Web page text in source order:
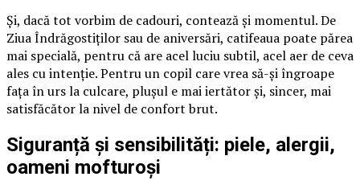
Și, dacă tot vorbim de cadouri, contează și momentul. De
Ziua Îndrăgostiților sau de aniversări, catifeaua poate părea
mai specială, pentru că are acel luciu subtil, acel aer de ceva
ales cu intenție. Pentru un copil care vrea să-și îngroape
fața în urs la culcare, plușul e mai iertător și, sincer, mai
satisfăcător la nivel de confort brut.
Siguranță și sensibilități: piele, alergii,
oameni mofturoși